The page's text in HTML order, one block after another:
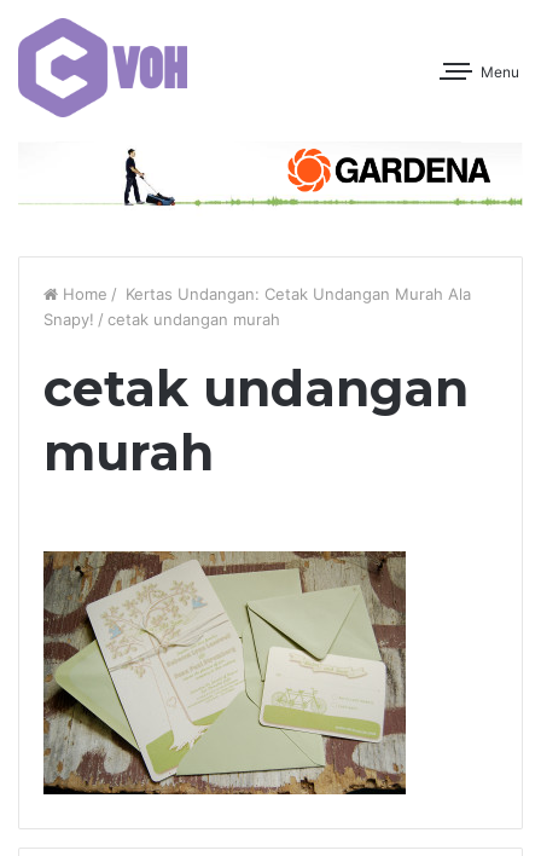
Menu
Home / Kertas Undangan: Cetak Undangan Murah Ala
Snapy! / cetak undangan murah
cetak undangan
murah